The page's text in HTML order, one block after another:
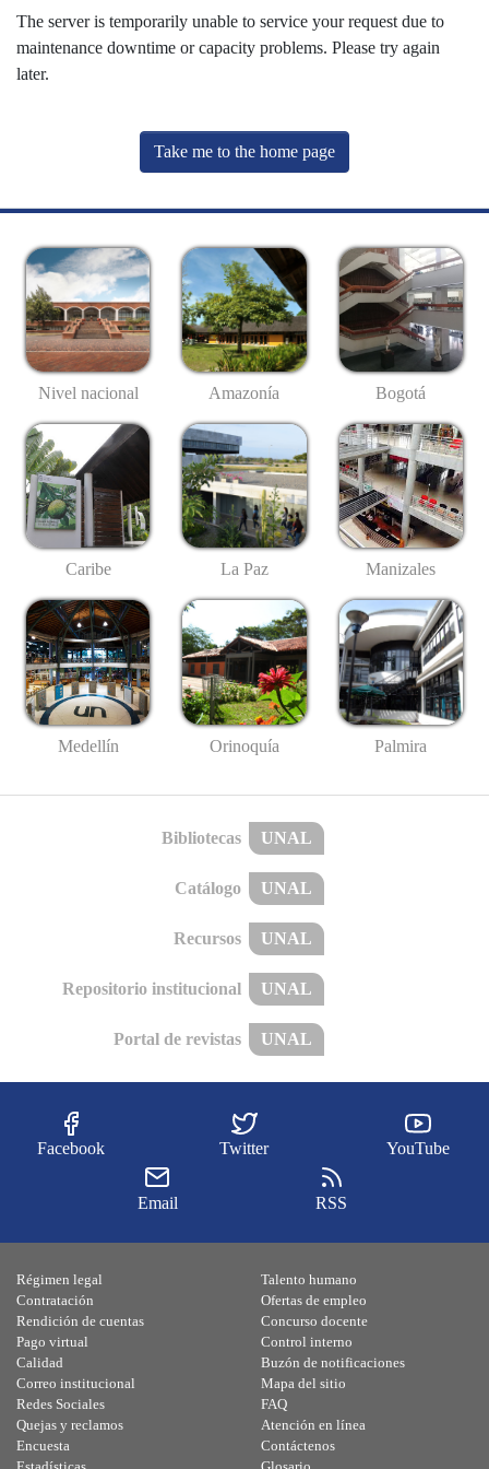
The server is temporarily unable to service your request due to
maintenance downtime or capacity problems. Please try again
later.
Take me to the home page
Nivel nacional Amazonía Bogotá
Caribe La Paz Manizales
Medellín Orinoquía Palmira
Bibliotecas UNAL
Catálogo UNAL
Recursos UNAL
Repositorio institucional UNAL
Portal de revistas UNAL
Facebook Twitter YouTube
Email RSS
Régimen legal
Contratación
Rendición de cuentas
Pago virtual
Calidad
Talento humano
Ofertas de empleo
Concurso docente
Control interno
Buzón de notificaciones
Correo institucional
Redes Sociales
Quejas y reclamos
Encuesta
Mapa del sitio
FAQ
Atención en línea
Contáctenos